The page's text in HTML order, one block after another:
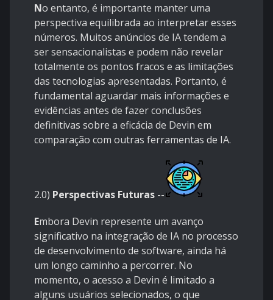
No entanto, é importante manter uma
perspectiva equilibrada ao interpretar esses
números. Muitos anúncios de IA tendem a
ser sensacionalistas e podem não revelar
totalmente os pontos fracos e as limitações
das tecnologias apresentadas. Portanto, é
fundamental aguardar mais informações e
evidências antes de fazer conclusões
definitivas sobre a eficácia de Devin em
comparação com outras ferramentas de IA.
2.0) Perspectivas Futuras --
Embora Devin represente um avanço
significativo na integração de IA no processo
de desenvolvimento de software, ainda há
um longo caminho a percorrer. No
momento, o acesso a Devin é limitado a
alguns usuários selecionados, o que